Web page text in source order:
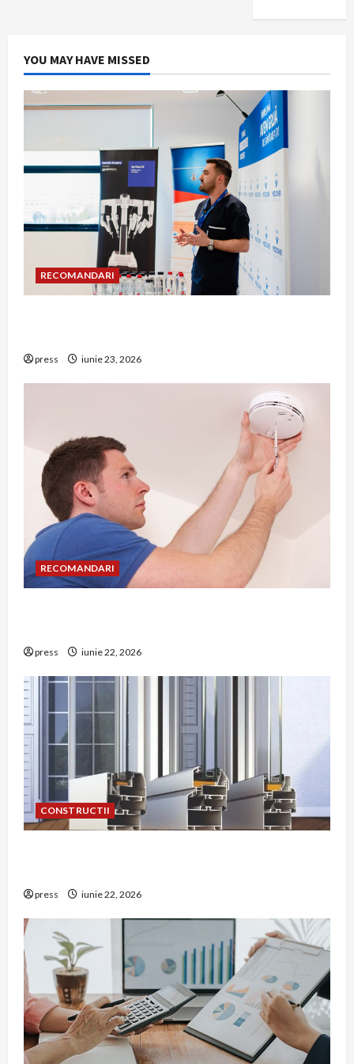
YOU MAY HAVE MISSED
RECOMANDARI
press iunie 23, 2026
RECOMANDARI
press iunie 22, 2026
CONSTRUCTII
press iunie 22, 2026